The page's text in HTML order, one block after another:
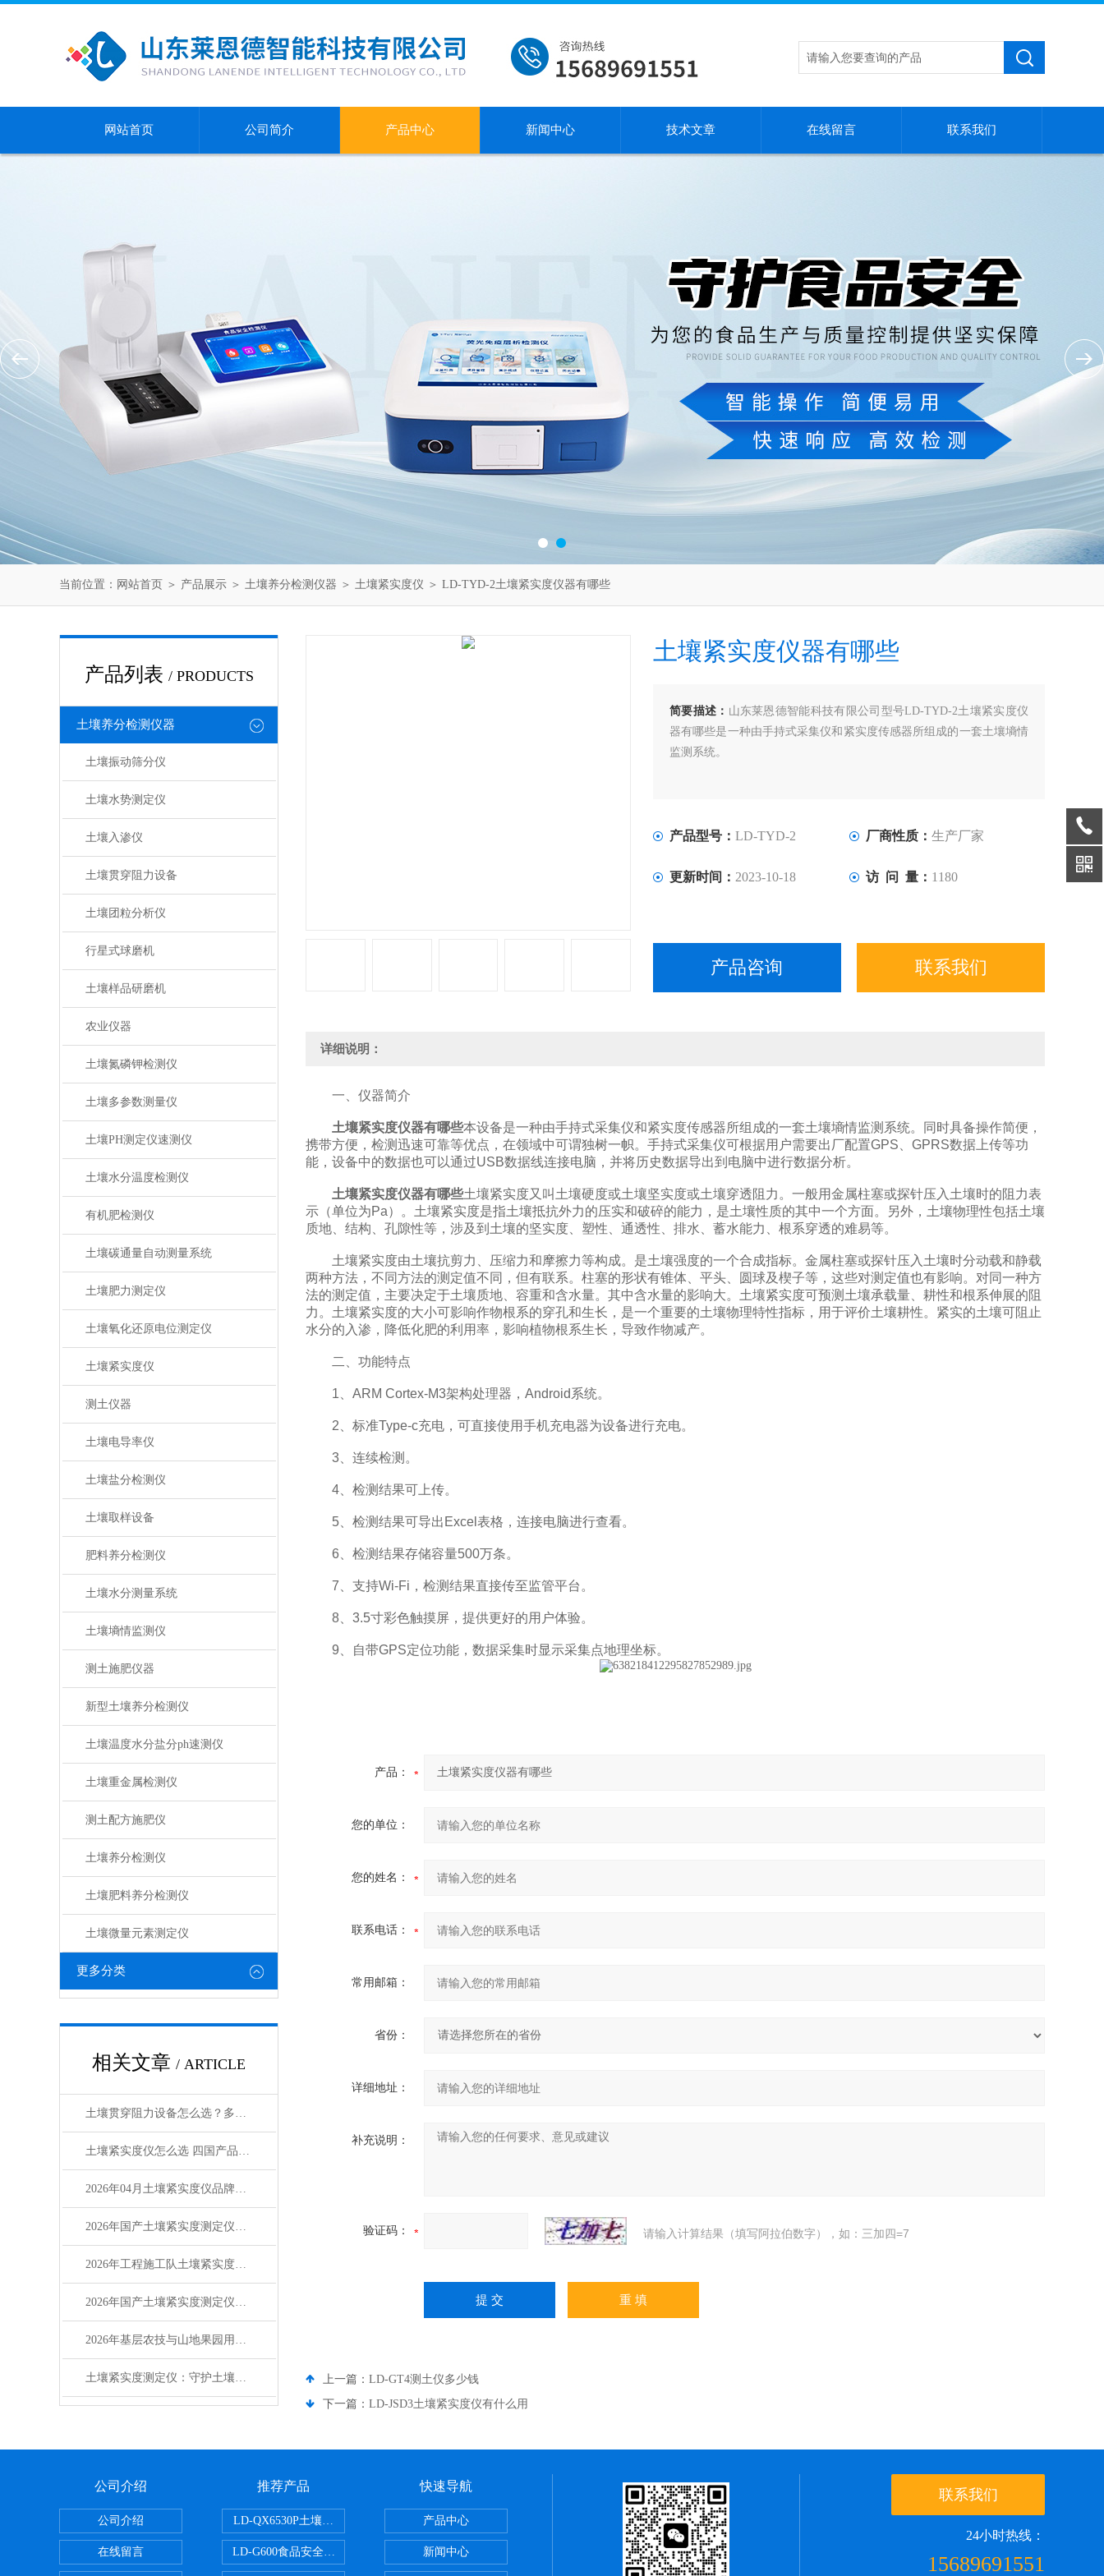
网站首页 公司简介 产品中心 新闻中心 技术文章 在线留言 联系我们
当前位置： 网站首页 ＞ 产品展示 ＞ 土壤养分检测仪器 ＞ 土壤紧实度仪 ＞ LD-TYD-2土壤紧实度仪器有哪些
产品列表 / PRODUCTS
土壤养分检测仪器
土壤振动筛分仪
土壤水势测定仪
土壤入渗仪
土壤贯穿阻力设备
土壤团粒分析仪
行星式球磨机
土壤样品研磨机
农业仪器
土壤氮磷钾检测仪
土壤多参数测量仪
土壤PH测定仪速测仪
土壤水分温度检测仪
有机肥检测仪
土壤碳通量自动测量系统
土壤肥力测定仪
土壤氧化还原电位测定仪
土壤紧实度仪
测土仪器
土壤电导率仪
土壤盐分检测仪
土壤取样设备
肥料养分检测仪
土壤水分测量系统
土壤墒情监测仪
测土施肥仪器
新型土壤养分检测仪
土壤温度水分盐分ph速测仪
土壤重金属检测仪
测土配方施肥仪
土壤养分检测仪
土壤肥料养分检测仪​
土壤微量元素测定仪
更多分类
相关文章 / ARTICLE
土壤贯穿阻力设备怎么选？多品牌对比与采购指南
土壤紧实度仪怎么选 四国产品牌对比帮你避坑
2026年04月土壤紧实度仪品牌排行榜Top3：哪个好？优缺点评价
2026年国产土壤紧实度测定仪主流品牌竞争力分析
2026年工程施工队土壤紧实度测定仪优选品牌服务商推荐
2026年国产土壤紧实度测定仪选型参考指南
2026年基层农技与山地果园用国产土壤紧实度测定仪选型指南行业分析
土壤紧实度测定仪：守护土壤通气性与作物根系的 “诊断专家”
土壤紧实度仪器有哪些
简要描述： 山东莱恩德智能科技有限公司型号LD-TYD-2土壤紧实度仪
器有哪些是一种由手持式采集仪和紧实度传感器所组成的一套土壤墒情
监测系统。
产品型号： LD-TYD-2 厂商性质： 生产厂家
更新时间： 2023-10-18 访 问 量： 1180
产品咨询 联系我们
详细说明：
一、仪器简介
土壤紧实度仪器有哪些本设备是一种由手持式采集仪和紧实度传感器所组成的一套土壤墒情监测系统。同时具备操作简便，
携带方便，检测迅速可靠等优点，在领域中可谓独树一帜。手持式采集仪可根据用户需要出厂配置GPS、GPRS数据上传等功
能，设备中的数据也可以通过USB数据线连接电脑，并将历史数据导出到电脑中进行数据分析。
土壤紧实度仪器有哪些土壤紧实度又叫土壤硬度或土壤坚实度或土壤穿透阻力。一般用金属柱塞或探针压入土壤时的阻力表
示（单位为Pa）。土壤紧实度是指土壤抵抗外力的压实和破碎的能力，是土壤性质的其中一个方面。另外，土壤物理性包括土壤
质地、结构、孔隙性等，涉及到土壤的坚实度、塑性、通透性、排水、蓄水能力、根系穿透的难易等。
土壤紧实度由土壤抗剪力、压缩力和摩擦力等构成。是土壤强度的一个合成指标。金属柱塞或探针压入土壤时分动载和静载
两种方法，不同方法的测定值不同，但有联系。柱塞的形状有锥体、平头、圆球及楔子等，这些对测定值也有影响。对同一种方
法的测定值，主要决定于土壤质地、容重和含水量。其中含水量的影响大。土壤紧实度可预测土壤承载量、耕性和根系伸展的阻
力。土壤紧实度的大小可影响作物根系的穿孔和生长，是一个重要的土壤物理特性指标，用于评价土壤耕性。紧实的土壤可阻止
水分的入渗，降低化肥的利用率，影响植物根系生长，导致作物减产。
二、功能特点
1、ARM Cortex-M3架构处理器，Android系统。
2、标准Type-c充电，可直接使用手机充电器为设备进行充电。
3、连续检测。
4、检测结果可上传。
5、检测结果可导出Excel表格，连接电脑进行查看。
6、检测结果存储容量500万条。
7、支持Wi-Fi，检测结果直接传至监管平台。
8、3.5寸彩色触摸屏，提供更好的用户体验。
9、自带GPS定位功能，数据采集时显示采集点地理坐标。
产品：
您的单位：
您的姓名：
联系电话：
常用邮箱：
省份：
详细地址：
补充说明：
验证码： 请输入计算结果（填写阿拉伯数字），如：三加四=7
上一篇： LD-GT4测土仪多少钱
下一篇： LD-JSD3土壤紧实度仪有什么用
公司介绍
公司介绍
在线留言
推荐产品
LD-QX6530P土壤氧化还原电位检测仪
LD-G600食品安全检测仪
快速导航
产品中心
新闻中心
联系我们
24小时热线：
15689691551